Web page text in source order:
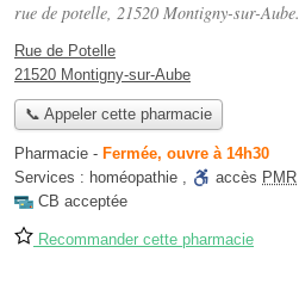
rue de potelle, 21520 Montigny-sur-Aube.
Rue de Potelle
21520 Montigny-sur-Aube
📞 Appeler cette pharmacie
Pharmacie - Fermée, ouvre à 14h30
Services : homéopathie , accès PMR
CB acceptée
Recommander cette pharmacie